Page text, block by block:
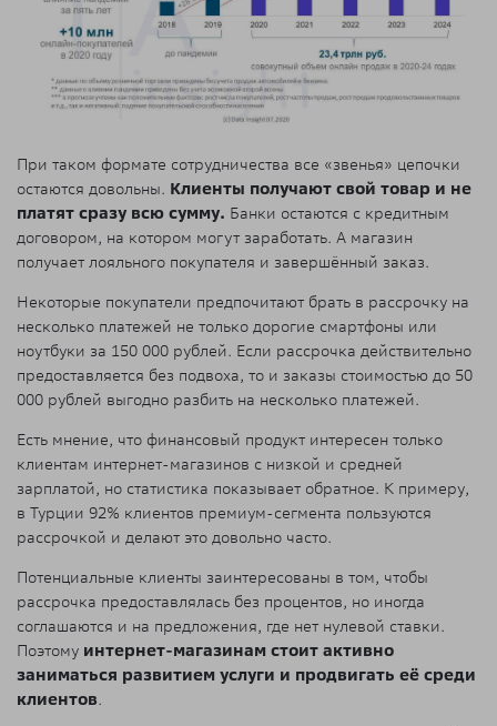
При таком формате сотрудничества все «звенья» цепочки
остаются довольны. Клиенты получают свой товар и не
платят сразу всю сумму. Банки остаются с кредитным
договором, на котором могут заработать. А магазин
получает лояльного покупателя и завершённый заказ.
Некоторые покупатели предпочитают брать в рассрочку на
несколько платежей не только дорогие смартфоны или
ноутбуки за 150 000 рублей. Если рассрочка действительно
предоставляется без подвоха, то и заказы стоимостью до 50
000 рублей выгодно разбить на несколько платежей.
Есть мнение, что финансовый продукт интересен только
клиентам интернет-магазинов с низкой и средней
зарплатой, но статистика показывает обратное. К примеру,
в Турции 92% клиентов премиум-сегмента пользуются
рассрочкой и делают это довольно часто.
Потенциальные клиенты заинтересованы в том, чтобы
рассрочка предоставлялась без процентов, но иногда
соглашаются и на предложения, где нет нулевой ставки.
Поэтому интернет-магазинам стоит активно
заниматься развитием услуги и продвигать её среди
клиентов.